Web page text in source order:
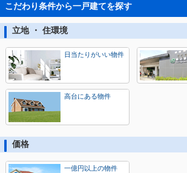
こだわり条件から一戸建てを探す
立地 ・ 住環境
日当たりがいい物件
高台にある物件
価格
一億円以上の物件